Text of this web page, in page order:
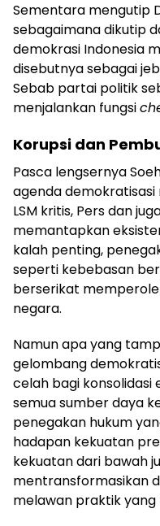
Sementara mengutip
sebagaimana dikutip
demokrasi Indonesia
disebutnya sebagai
Sebab partai politik
menjalankan fungsi
Korupsi dan
Pasca lengsernya
agenda demokratisasi
LSM kritis, Pers dan
memantapkan
kalah penting,
seperti kebebasan
berserikat
negara.
Namun apa yang
gelombang
celah bagi
semua sumber daya
penegakan hukum
hadapan kekuatan
kekuatan dari bawah
mentransformasikan
melawan praktik